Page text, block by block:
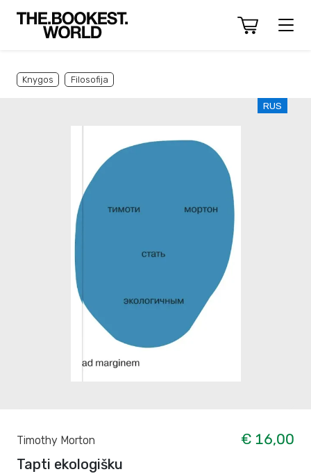
Knygos Filosofija
RUS
Timothy Morton
€ 16,00
Tapti ekologišku